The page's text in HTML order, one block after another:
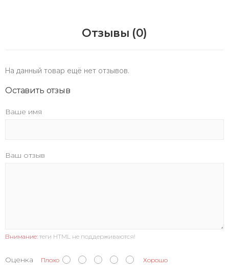
Отзывы (0)
На данный товар ещё нет отзывов.
Оставить отзыв
Ваше имя
Ваш отзыв
Внимание: теги HTML не поддерживаются!
Оценка Плохо Хорошо